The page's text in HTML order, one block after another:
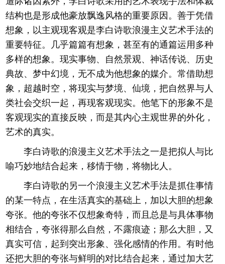
结构也是形成他豪放飘逸风格的重要原因。善于凭借
想象，以主观现客观是李白诗歌浪漫主义艺术手法的
重要特征。几乎篇篇有想象，甚至有的通篇运用多种
多样的想象。现实事物、自然景观、神话传说、历史
典故、梦中幻境，无不成为他想象的媒介。常借助想
象，超越时空，将现实与梦境、仙境，把自然界与人
类社会交织一起，再现客观现实。他笔下的形象不是
客观现实的直接反映，而是其内心主观世界的外化，
艺术的真实。
李白诗歌的浪漫主义艺术手法之一是把拟人与比
喻巧妙地结合起来，移情于物，将物比人。
李白诗歌的另一个浪漫主义艺术手法是抓住事情
的某一特点，在生活真实的基础上，加以大胆的想象
夸张。他的夸张不仅想象奇特，而且总是与具体事物
相结合，夸张得那么自然，不露痕迹；那么大胆，又
真实可信，起到突出形象、强化感情的作用。有时他
还把大胆的夸张与鲜明的对比结合起来，通过加大艺